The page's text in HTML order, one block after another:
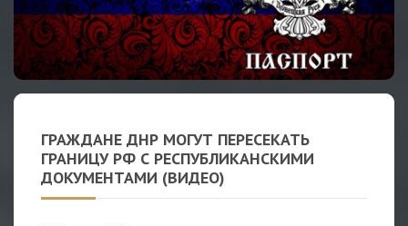
ГРАЖДАНЕ ДНР МОГУТ ПЕРЕСЕКАТЬ
ГРАНИЦУ РФ С РЕСПУБЛИКАНСКИМИ
ДОКУМЕНТАМИ (ВИДЕО)